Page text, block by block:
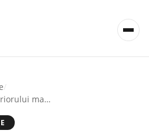
/
Curățarea temeinică a interiorului mașinii: cum folosești aspiratorul vertical pentru a elimina părul animalelor de companie